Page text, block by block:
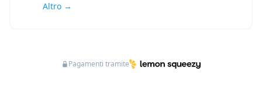
Altro →
Pagamenti tramite